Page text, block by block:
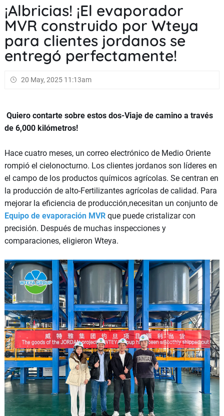
¡Albricias! ¡El evaporador
MVR construido por Wteya
para clientes jordanos se
entregó perfectamente!
20 May, 2025 11:13am
Quiero contarte sobre estos dos-Viaje de camino a través
de 6,000 kilómetros!
Hace cuatro meses, un correo electrónico de Medio Oriente
rompió el cielonocturno. Los clientes jordanos son líderes en
el campo de los productos químicos agrícolas. Se centran en
la producción de alto-Fertilizantes agrícolas de calidad. Para
mejorar la eficiencia de producción,necesitan un conjunto de
Equipo de evaporación MVRque puede cristalizar con
precisión. Después de muchas inspecciones y
comparaciones, eligieron Wteya.